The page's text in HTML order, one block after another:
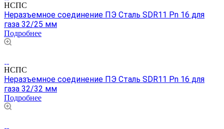
НСПС
Неразъемное соединение ПЭ Сталь SDR11 Pn 16 для
газа 32/25 мм
Подробнее
НСПС
Неразъемное соединение ПЭ Сталь SDR11 Pn 16 для
газа 32/32 мм
Подробнее